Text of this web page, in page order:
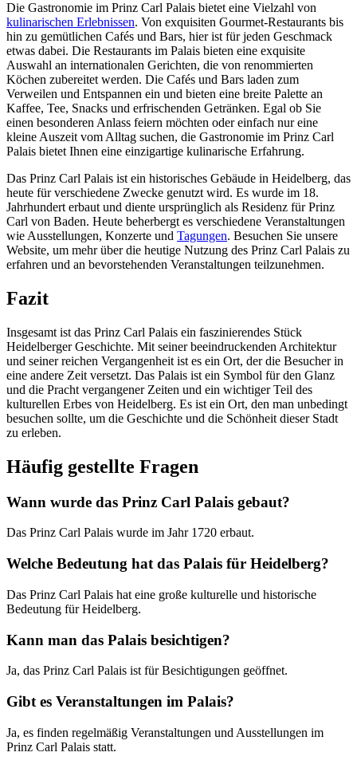
Die Gastronomie im Prinz Carl Palais bietet eine Vielzahl von
kulinarischen Erlebnissen. Von exquisiten Gourmet-Restaurants bis
hin zu gemütlichen Cafés und Bars, hier ist für jeden Geschmack
etwas dabei. Die Restaurants im Palais bieten eine exquisite
Auswahl an internationalen Gerichten, die von renommierten
Köchen zubereitet werden. Die Cafés und Bars laden zum
Verweilen und Entspannen ein und bieten eine breite Palette an
Kaffee, Tee, Snacks und erfrischenden Getränken. Egal ob Sie
einen besonderen Anlass feiern möchten oder einfach nur eine
kleine Auszeit vom Alltag suchen, die Gastronomie im Prinz Carl
Palais bietet Ihnen eine einzigartige kulinarische Erfahrung.
Das Prinz Carl Palais ist ein historisches Gebäude in Heidelberg, das
heute für verschiedene Zwecke genutzt wird. Es wurde im 18.
Jahrhundert erbaut und diente ursprünglich als Residenz für Prinz
Carl von Baden. Heute beherbergt es verschiedene Veranstaltungen
wie Ausstellungen, Konzerte und Tagungen. Besuchen Sie unsere
Website, um mehr über die heutige Nutzung des Prinz Carl Palais zu
erfahren und an bevorstehenden Veranstaltungen teilzunehmen.
Fazit
Insgesamt ist das Prinz Carl Palais ein faszinierendes Stück
Heidelberger Geschichte. Mit seiner beeindruckenden Architektur
und seiner reichen Vergangenheit ist es ein Ort, der die Besucher in
eine andere Zeit versetzt. Das Palais ist ein Symbol für den Glanz
und die Pracht vergangener Zeiten und ein wichtiger Teil des
kulturellen Erbes von Heidelberg. Es ist ein Ort, den man unbedingt
besuchen sollte, um die Geschichte und die Schönheit dieser Stadt
zu erleben.
Häufig gestellte Fragen
Wann wurde das Prinz Carl Palais gebaut?
Das Prinz Carl Palais wurde im Jahr 1720 erbaut.
Welche Bedeutung hat das Palais für Heidelberg?
Das Prinz Carl Palais hat eine große kulturelle und historische
Bedeutung für Heidelberg.
Kann man das Palais besichtigen?
Ja, das Prinz Carl Palais ist für Besichtigungen geöffnet.
Gibt es Veranstaltungen im Palais?
Ja, es finden regelmäßig Veranstaltungen und Ausstellungen im
Prinz Carl Palais statt.